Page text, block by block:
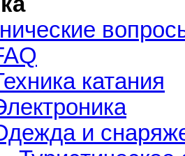
катания
и